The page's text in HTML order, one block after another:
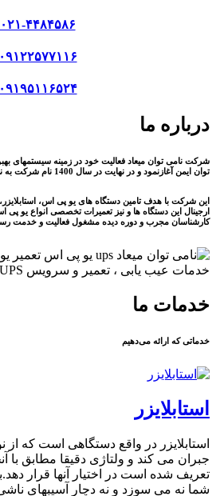
۰۲۱-۴۴۸۴۵۸۶
۰۹۱۲۲۵۷۷۱۱۶
۰۹۱۹۵۱۱۶۵۲۴
درباره ما
توان ایمن آغازنمود و در نهایت در سال 1400 نام شرکت به نامی توان میعاد تغییر یافت.
این شرکت با هدف تامین دستگاه های یو پی اس،
ارجینال این دستگاه ها و نیز تعمیرات تخصصی انواع یو پی
کارشناسان مجرب و دوره دیده مشغول فعالیت و خدمت
خدمات ما
خدماتی که ارائه می‌دهیم
استابلایزر
استابلایزر در واقع دستگاهی است که از
جبران می کند و ولتاژی دقیقا مطابق با
تعریف شده است در اختیار آنها قرار
شما نه می سوزد و نه دچار آسیبهای ناشی